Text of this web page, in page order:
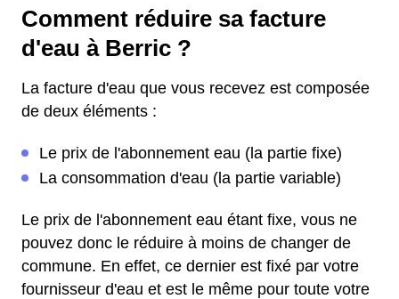
Comment réduire sa facture
d'eau à Berric ?
La facture d'eau que vous recevez est composée
de deux éléments :
Le prix de l'abonnement eau (la partie fixe)
La consommation d'eau (la partie variable)
Le prix de l'abonnement eau étant fixe, vous ne
pouvez donc le réduire à moins de changer de
commune. En effet, ce dernier est fixé par votre
fournisseur d'eau et est le même pour toute votre